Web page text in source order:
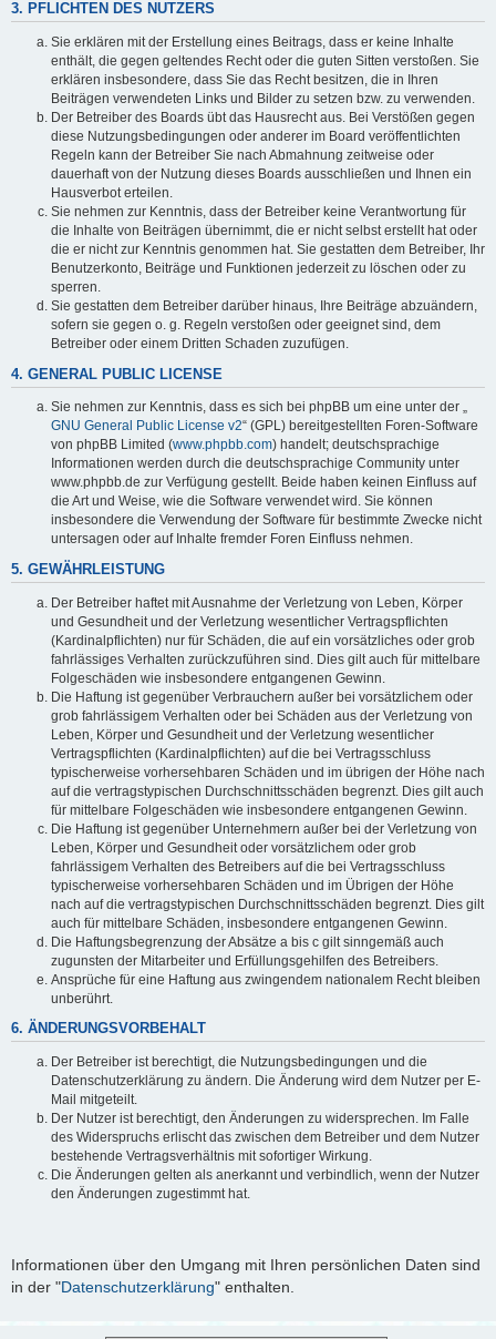
3. PFLICHTEN DES NUTZERS
Sie erklären mit der Erstellung eines Beitrags, dass er keine Inhalte
enthält, die gegen geltendes Recht oder die guten Sitten verstoßen. Sie
erklären insbesondere, dass Sie das Recht besitzen, die in Ihren
Beiträgen verwendeten Links und Bilder zu setzen bzw. zu verwenden.
Der Betreiber des Boards übt das Hausrecht aus. Bei Verstößen gegen
diese Nutzungsbedingungen oder anderer im Board veröffentlichten
Regeln kann der Betreiber Sie nach Abmahnung zeitweise oder
dauerhaft von der Nutzung dieses Boards ausschließen und Ihnen ein
Hausverbot erteilen.
Sie nehmen zur Kenntnis, dass der Betreiber keine Verantwortung für
die Inhalte von Beiträgen übernimmt, die er nicht selbst erstellt hat oder
die er nicht zur Kenntnis genommen hat. Sie gestatten dem Betreiber, Ihr
Benutzerkonto, Beiträge und Funktionen jederzeit zu löschen oder zu
sperren.
Sie gestatten dem Betreiber darüber hinaus, Ihre Beiträge abzuändern,
sofern sie gegen o. g. Regeln verstoßen oder geeignet sind, dem
Betreiber oder einem Dritten Schaden zuzufügen.
4. GENERAL PUBLIC LICENSE
Sie nehmen zur Kenntnis, dass es sich bei phpBB um eine unter der „
GNU General Public License v2“ (GPL) bereitgestellten Foren-Software
von phpBB Limited (www.phpbb.com) handelt; deutschsprachige
Informationen werden durch die deutschsprachige Community unter
www.phpbb.de zur Verfügung gestellt. Beide haben keinen Einfluss auf
die Art und Weise, wie die Software verwendet wird. Sie können
insbesondere die Verwendung der Software für bestimmte Zwecke nicht
untersagen oder auf Inhalte fremder Foren Einfluss nehmen.
5. GEWÄHRLEISTUNG
Der Betreiber haftet mit Ausnahme der Verletzung von Leben, Körper
und Gesundheit und der Verletzung wesentlicher Vertragspflichten
(Kardinalpflichten) nur für Schäden, die auf ein vorsätzliches oder grob
fahrlässiges Verhalten zurückzuführen sind. Dies gilt auch für mittelbare
Folgeschäden wie insbesondere entgangenen Gewinn.
Die Haftung ist gegenüber Verbrauchern außer bei vorsätzlichem oder
grob fahrlässigem Verhalten oder bei Schäden aus der Verletzung von
Leben, Körper und Gesundheit und der Verletzung wesentlicher
Vertragspflichten (Kardinalpflichten) auf die bei Vertragsschluss
typischerweise vorhersehbaren Schäden und im übrigen der Höhe nach
auf die vertragstypischen Durchschnittsschäden begrenzt. Dies gilt auch
für mittelbare Folgeschäden wie insbesondere entgangenen Gewinn.
Die Haftung ist gegenüber Unternehmern außer bei der Verletzung von
Leben, Körper und Gesundheit oder vorsätzlichem oder grob
fahrlässigem Verhalten des Betreibers auf die bei Vertragsschluss
typischerweise vorhersehbaren Schäden und im Übrigen der Höhe
nach auf die vertragstypischen Durchschnittsschäden begrenzt. Dies gilt
auch für mittelbare Schäden, insbesondere entgangenen Gewinn.
Die Haftungsbegrenzung der Absätze a bis c gilt sinngemäß auch
zugunsten der Mitarbeiter und Erfüllungsgehilfen des Betreibers.
Ansprüche für eine Haftung aus zwingendem nationalem Recht bleiben
unberührt.
6. ÄNDERUNGSVORBEHALT
Der Betreiber ist berechtigt, die Nutzungsbedingungen und die
Datenschutzerklärung zu ändern. Die Änderung wird dem Nutzer per E-
Mail mitgeteilt.
Der Nutzer ist berechtigt, den Änderungen zu widersprechen. Im Falle
des Widerspruchs erlischt das zwischen dem Betreiber und dem Nutzer
bestehende Vertragsverhältnis mit sofortiger Wirkung.
Die Änderungen gelten als anerkannt und verbindlich, wenn der Nutzer
den Änderungen zugestimmt hat.
Informationen über den Umgang mit Ihren persönlichen Daten sind
in der "Datenschutzerklärung" enthalten.